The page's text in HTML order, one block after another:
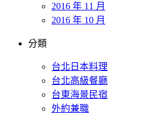
2016 年 11 月
2016 年 10 月
分類
台北日本料理
台北高級餐廳
台東海景民宿
外約兼職